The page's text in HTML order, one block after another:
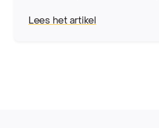
Lees het artikel